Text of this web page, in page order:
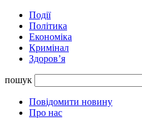
Події
Політика
Економіка
Кримінал
Здоров’я
пошук
Повідомити новину
Про нас